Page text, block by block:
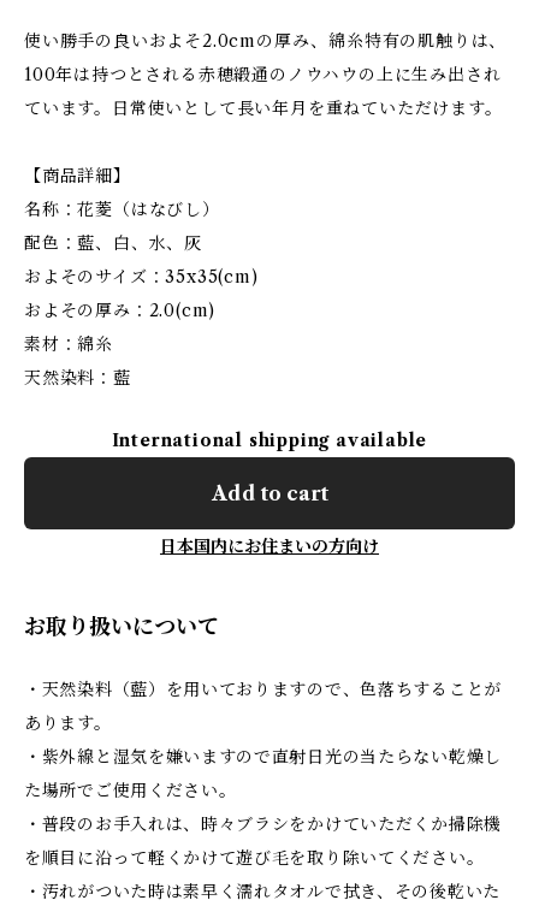
使い勝手の良いおよそ2.0cmの厚み、綿糸特有の肌触りは、
100年は持つとされる赤穂緞通のノウハウの上に生み出され
ています。日常使いとして長い年月を重ねていただけます。
【商品詳細】
名称：花菱（はなびし）
配色：藍、白、水、灰
およそのサイズ：35x35(cm)
およその厚み：2.0(cm)
素材：綿糸
天然染料：藍
International shipping available
Add to cart
日本国内にお住まいの方向け
お取り扱いについて
・天然染料（藍）を用いておりますので、色落ちすることが
あります。
・紫外線と湿気を嫌いますので直射日光の当たらない乾燥し
た場所でご使用ください。
・普段のお手入れは、時々ブラシをかけていただくか掃除機
を順目に沿って軽くかけて遊び毛を取り除いてください。
・汚れがついた時は素早く濡れタオルで拭き、その後乾いた